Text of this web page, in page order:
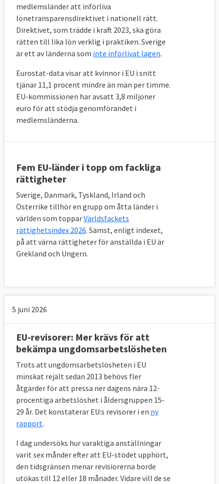
medlemsländer att införliva
lönetransparensdirektivet i nationell rätt.
Direktivet, som trädde i kraft 2023, ska göra
rätten till lika lön verklig i praktiken. Sverige
är ett av länderna som inte införlivat lagen.
Eurostat-data visar att kvinnor i EU i snitt
tjänar 11,1 procent mindre än män per timme.
EU-kommissionen har avsatt 3,8 miljoner
euro för att stödja genomförandet i
medlemsländerna.
Fem EU-länder i topp om fackliga
rättigheter
Sverige, Danmark, Tyskland, Irland och
Österrike tillhör en grupp om åtta länder i
världen som topparVärldsfackets
rättighetsindex 2026. Sämst, enligt indexet,
på att värna rättigheter för anställda i EU är
Grekland och Ungern.
5 juni 2026
EU-revisorer: Mer krävs för att
bekämpa ungdomsarbetslösheten
Trots att ungdomsarbetslösheten i EU
minskat rejält sedan 2013 behövs fler
åtgärder för att pressa ner dagens nära 12-
procentiga arbetslöshet i åldersgruppen 15-
29 år. Det konstaterar EU:s revisorer i en ny
rapport.
I dag undersöks hur varaktiga anställningar
varit sex månder efter att EU-stödet upphört,
den tidsgränsen menar revisiorerna borde
utökas till 12 eller 18 månader. Vidare vill de se